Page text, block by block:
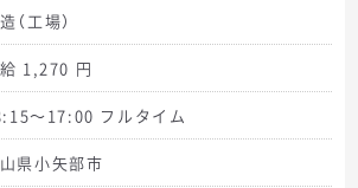
（工場）
1,270 円
～17:00 フルタイム
県小矢部市